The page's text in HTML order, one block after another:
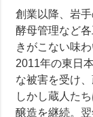
創業以降、岩
酵母管理など
きがこない味
2011年の東日
な被害を受け
しかし蔵人た
醸造を継続。